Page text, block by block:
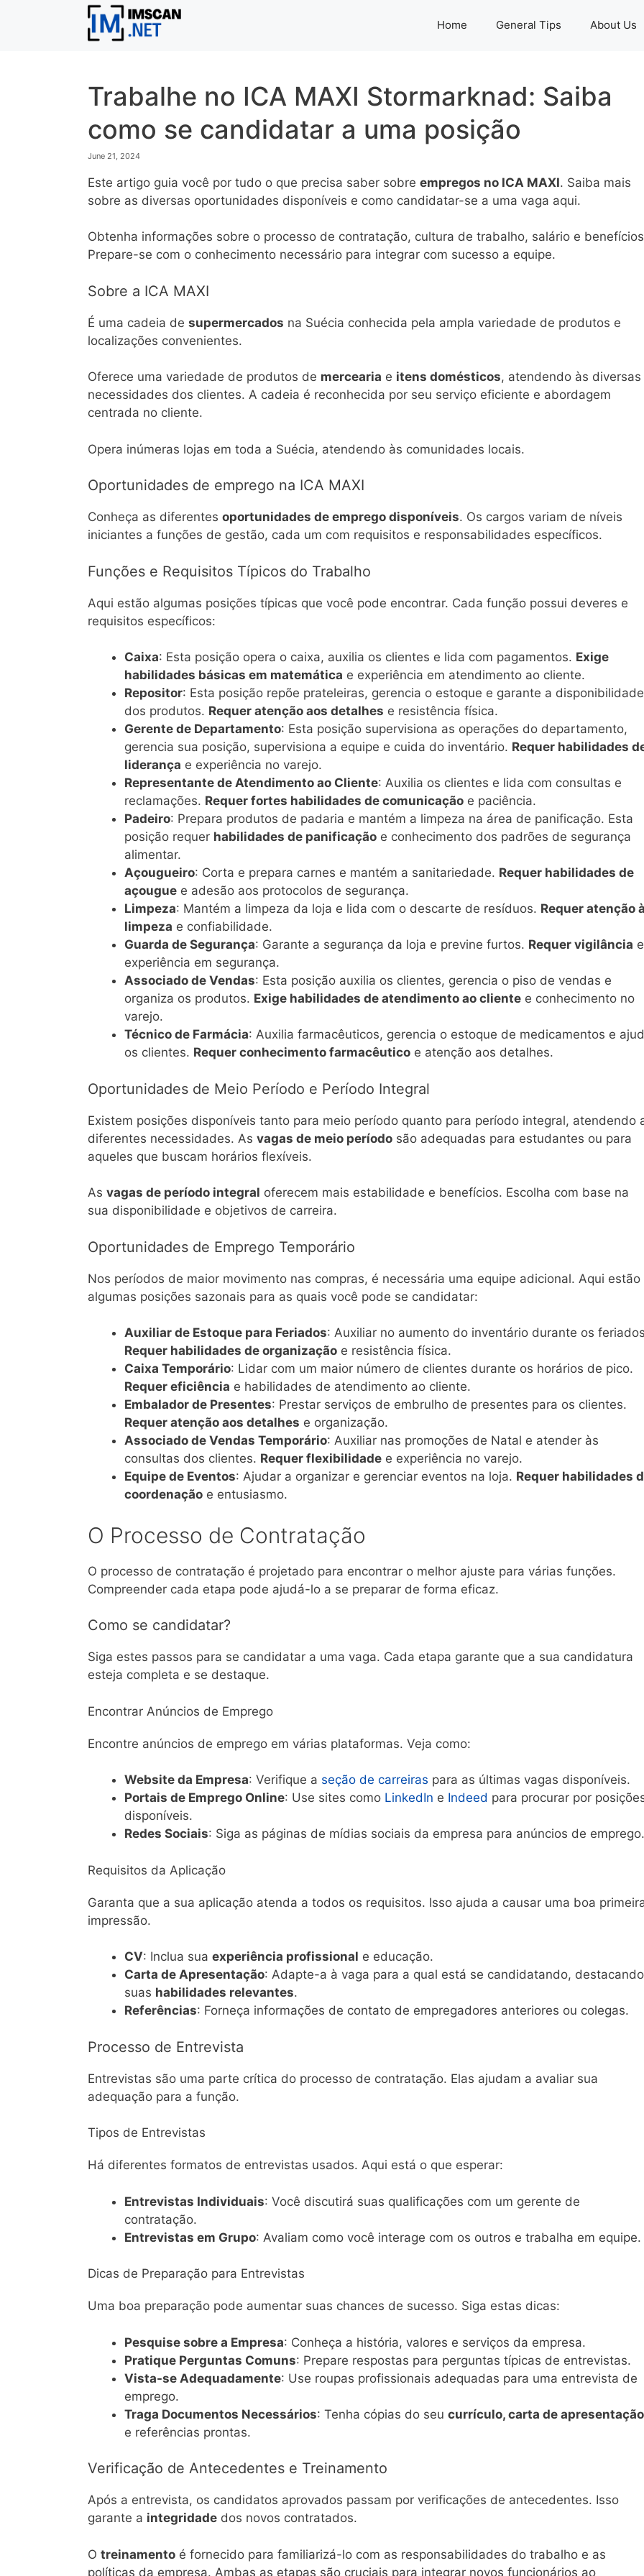
Home General Tips About Us
Trabalhe no ICA MAXI Stormarknad: Saiba
como se candidatar a uma posição
June 21, 2024
Este artigo guia você por tudo o que precisa saber sobre empregos no ICA MAXI. Saiba mais
sobre as diversas oportunidades disponíveis e como candidatar-se a uma vaga aqui.
Obtenha informações sobre o processo de contratação, cultura de trabalho, salário e
Prepare-se com o conhecimento necessário para integrar com sucesso a equipe.
Sobre a ICA MAXI
É uma cadeia de supermercados na Suécia conhecida pela ampla variedade de produtos e
localizações convenientes.
Oferece uma variedade de produtos de mercearia e itens domésticos, atendendo às diversas
necessidades dos clientes. A cadeia é reconhecida por seu serviço eficiente e abordagem
centrada no cliente.
Opera inúmeras lojas em toda a Suécia, atendendo às comunidades locais.
Oportunidades de emprego na ICA MAXI
Conheça as diferentes oportunidades de emprego disponíveis. Os cargos variam de níveis
iniciantes a funções de gestão, cada um com requisitos e responsabilidades específicos.
Funções e Requisitos Típicos do Trabalho
Aqui estão algumas posições típicas que você pode encontrar. Cada função possui deveres e
requisitos específicos:
Caixa: Esta posição opera o caixa, auxilia os clientes e lida com pagamentos. Exige
habilidades básicas em matemática e experiência em atendimento ao cliente.
Repositor: Esta posição repõe prateleiras, gerencia o estoque e garante a disponibilidade
dos produtos. Requer atenção aos detalhes e resistência física.
Gerente de Departamento: Esta posição supervisiona as operações do departamento,
gerencia sua posição, supervisiona a equipe e cuida do inventário. Requer habilidades
liderança e experiência no varejo.
Representante de Atendimento ao Cliente: Auxilia os clientes e lida com consultas e
reclamações. Requer fortes habilidades de comunicação e paciência.
Padeiro: Prepara produtos de padaria e mantém a limpeza na área de panificação. Esta
posição requer habilidades de panificação e conhecimento dos padrões de segurança
alimentar.
Açougueiro: Corta e prepara carnes e mantém a sanitariedade. Requer habilidades de
açougue e adesão aos protocolos de segurança.
Limpeza: Mantém a limpeza da loja e lida com o descarte de resíduos. Requer atenção
limpeza e confiabilidade.
Guarda de Segurança: Garante a segurança da loja e previne furtos. Requer vigilância e
experiência em segurança.
Associado de Vendas: Esta posição auxilia os clientes, gerencia o piso de vendas e
organiza os produtos. Exige habilidades de atendimento ao cliente e conhecimento no
varejo.
Técnico de Farmácia: Auxilia farmacêuticos, gerencia o estoque de medicamentos e
os clientes. Requer conhecimento farmacêutico e atenção aos detalhes.
Oportunidades de Meio Período e Período Integral
Existem posições disponíveis tanto para meio período quanto para período integral, atendendo
diferentes necessidades. As vagas de meio período são adequadas para estudantes ou para
aqueles que buscam horários flexíveis.
As vagas de período integral oferecem mais estabilidade e benefícios. Escolha com base na
sua disponibilidade e objetivos de carreira.
Oportunidades de Emprego Temporário
Nos períodos de maior movimento nas compras, é necessária uma equipe adicional. Aqui estão
algumas posições sazonais para as quais você pode se candidatar:
Auxiliar de Estoque para Feriados: Auxiliar no aumento do inventário durante os
Requer habilidades de organização e resistência física.
Caixa Temporário: Lidar com um maior número de clientes durante os horários de pico.
Requer eficiência e habilidades de atendimento ao cliente.
Embalador de Presentes: Prestar serviços de embrulho de presentes para os clientes.
Requer atenção aos detalhes e organização.
Associado de Vendas Temporário: Auxiliar nas promoções de Natal e atender às
consultas dos clientes. Requer flexibilidade e experiência no varejo.
Equipe de Eventos: Ajudar a organizar e gerenciar eventos na loja. Requer habilidades
coordenação e entusiasmo.
O Processo de Contratação
O processo de contratação é projetado para encontrar o melhor ajuste para várias funções.
Compreender cada etapa pode ajudá-lo a se preparar de forma eficaz.
Como se candidatar?
Siga estes passos para se candidatar a uma vaga. Cada etapa garante que a sua candidatura
esteja completa e se destaque.
Encontrar Anúncios de Emprego
Encontre anúncios de emprego em várias plataformas. Veja como:
Website da Empresa: Verifique a seção de carreiras para as últimas vagas disponíveis.
Portais de Emprego Online: Use sites como LinkedIn e Indeed para procurar por
disponíveis.
Redes Sociais: Siga as páginas de mídias sociais da empresa para anúncios de emprego.
Requisitos da Aplicação
Garanta que a sua aplicação atenda a todos os requisitos. Isso ajuda a causar uma boa
impressão.
CV: Inclua sua experiência profissional e educação.
Carta de Apresentação: Adapte-a à vaga para a qual está se candidatando, destacando
suas habilidades relevantes.
Referências: Forneça informações de contato de empregadores anteriores ou colegas.
Processo de Entrevista
Entrevistas são uma parte crítica do processo de contratação. Elas ajudam a avaliar sua
adequação para a função.
Tipos de Entrevistas
Há diferentes formatos de entrevistas usados. Aqui está o que esperar:
Entrevistas Individuais: Você discutirá suas qualificações com um gerente de
contratação.
Entrevistas em Grupo: Avaliam como você interage com os outros e trabalha em equipe.
Dicas de Preparação para Entrevistas
Uma boa preparação pode aumentar suas chances de sucesso. Siga estas dicas:
Pesquise sobre a Empresa: Conheça a história, valores e serviços da empresa.
Pratique Perguntas Comuns: Prepare respostas para perguntas típicas de entrevistas.
Vista-se Adequadamente: Use roupas profissionais adequadas para uma entrevista de
emprego.
Traga Documentos Necessários: Tenha cópias do seu currículo, carta de apresentação
e referências prontas.
Verificação de Antecedentes e Treinamento
Após a entrevista, os candidatos aprovados passam por verificações de antecedentes. Isso
garante a integridade dos novos contratados.
O treinamento é fornecido para familiarizá-lo com as responsabilidades do trabalho e as
políticas da empresa. Ambas as etapas são cruciais para integrar novos funcionários ao